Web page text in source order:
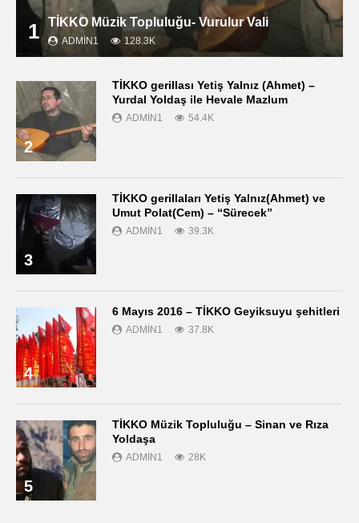
1 TİKKO Müzik Topluluğu- Vurulur Vali
ADMIN1 128.3K
2
TİKKO gerillası Yetiş Yalnız (Ahmet) –
Yurdal Yoldaş ile Hevale Mazlum
ADMIN1 54.4K
3
TİKKO gerillaları Yetiş Yalnız(Ahmet) ve
Umut Polat(Cem) – “Sürecek”
ADMIN1 39.3K
4
6 Mayıs 2016 – TİKKO Geyiksuyu şehitleri
ADMIN1 37.8K
5
TİKKO Müzik Topluluğu – Sinan ve Rıza
Yoldaşa
ADMIN1 28K